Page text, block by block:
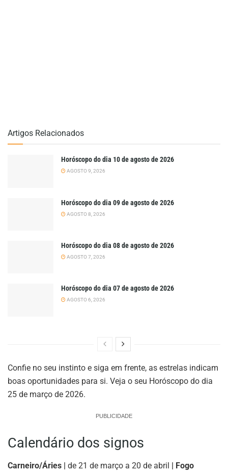
Artigos Relacionados
Horóscopo do dia 10 de agosto de 2026
AGOSTO 9, 2026
Horóscopo do dia 09 de agosto de 2026
AGOSTO 8, 2026
Horóscopo do dia 08 de agosto de 2026
AGOSTO 7, 2026
Horóscopo do dia 07 de agosto de 2026
AGOSTO 6, 2026
Confie no seu instinto e siga em frente, as estrelas indicam
boas oportunidades para si. Veja o seu Horóscopo do dia
25 de março de 2026.
PUBLICIDADE
Calendário dos signos
Carneiro/Áries | de 21 de março a 20 de abril | Fogo